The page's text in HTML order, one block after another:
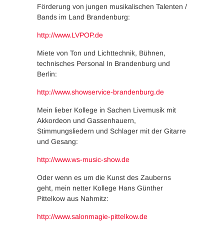
Förderung von jungen musikalischen Talenten /
Bands im Land Brandenburg:
http://www.LVPOP.de
Miete von Ton und Lichttechnik, Bühnen,
technisches Personal In Brandenburg und
Berlin:
http://www.showservice-brandenburg.de
Mein lieber Kollege in Sachen Livemusik mit
Akkordeon und Gassenhauern,
Stimmungsliedern und Schlager mit der Gitarre
und Gesang:
http://www.ws-music-show.de
Oder wenn es um die Kunst des Zauberns
geht, mein netter Kollege Hans Günther
Pittelkow aus Nahmitz:
http://www.salonmagie-pittelkow.de